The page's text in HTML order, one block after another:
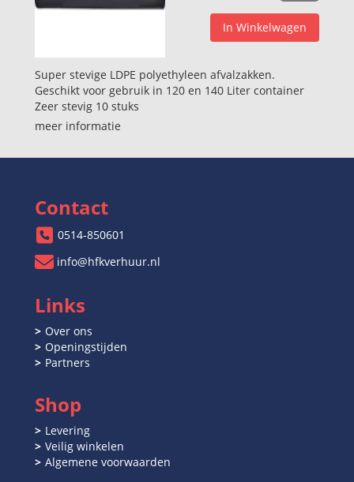
In Winkelwagen
Super stevige LDPE polyethyleen afvalzakken.
Geschikt voor gebruik in 120 en 140 Liter container
Zeer stevig 10 stuks
meer informatie
Contact
0514-850601
info@hfkverhuur.nl
Links
Over ons
Openingstijden
Partners
Shop
Levering
Veilig winkelen
Algemene voorwaarden